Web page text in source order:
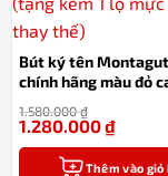
Bút ký tên
chính hãng màu đỏ
thay thế
1.580.000₫
1.280.000₫
Thêm vào giỏ